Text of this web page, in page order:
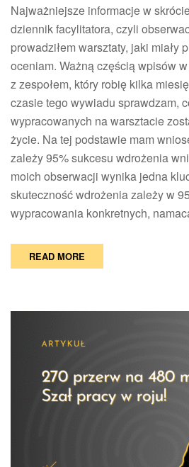
kogo
i
czego
zależy
95%
sukcesu
wdrożenia
narzędzi
z
warsztatów?
Najważniejsze informacje w
dziennik facylitatora, czyli
prowadziłem warsztaty, jaki miały
oceniam. Ważną częścią wpisów
z zespołem, który robię kilka
czasie tego wywiadu sprawdzam,
wypracowanych na warsztacie
życie. Na tej podstawie mam
zależy 95% sukcesu wdrożenia
moich obserwacji wynika jedna
skuteczność wdrożenia zależy w
wypracowania konkretnych,
READ MORE